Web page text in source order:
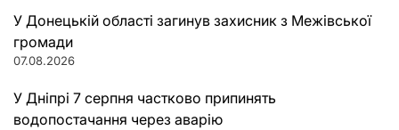
У Донецькій області загинув захисник з Межівської
громади
07.08.2026
У Дніпрі 7 серпня частково припинять
водопостачання через аварію